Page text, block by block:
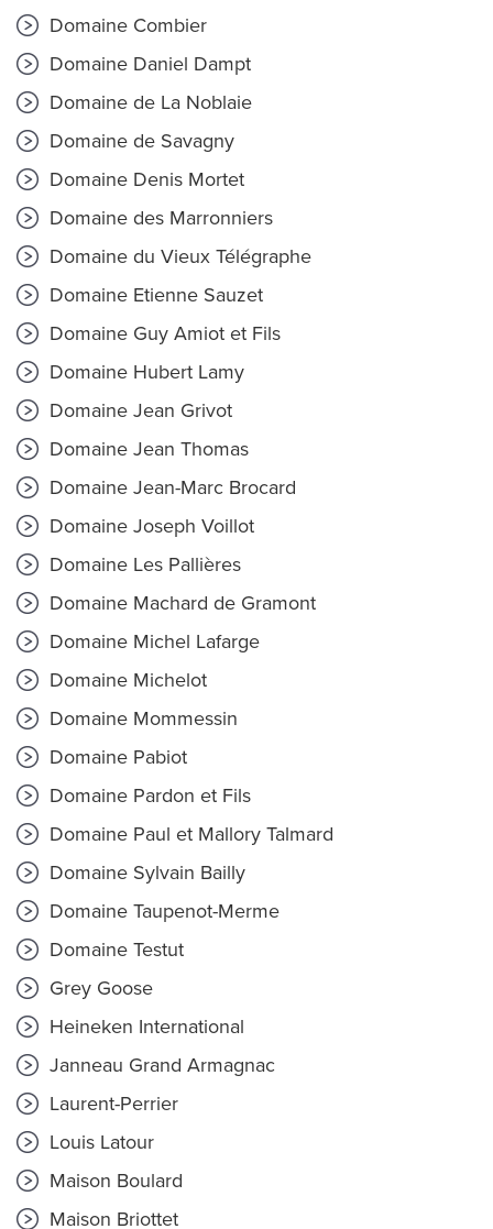
Domaine Combier
Domaine Daniel Dampt
Domaine de La Noblaie
Domaine de Savagny
Domaine Denis Mortet
Domaine des Marronniers
Domaine du Vieux Télégraphe
Domaine Etienne Sauzet
Domaine Guy Amiot et Fils
Domaine Hubert Lamy
Domaine Jean Grivot
Domaine Jean Thomas
Domaine Jean-Marc Brocard
Domaine Joseph Voillot
Domaine Les Pallières
Domaine Machard de Gramont
Domaine Michel Lafarge
Domaine Michelot
Domaine Mommessin
Domaine Pabiot
Domaine Pardon et Fils
Domaine Paul et Mallory Talmard
Domaine Sylvain Bailly
Domaine Taupenot-Merme
Domaine Testut
Grey Goose
Heineken International
Janneau Grand Armagnac
Laurent-Perrier
Louis Latour
Maison Boulard
Maison Briottet